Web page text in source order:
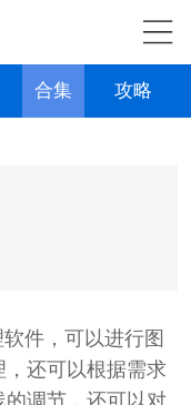
合集 攻略
件，可以进行图
还可以根据需求
调节，还可以对